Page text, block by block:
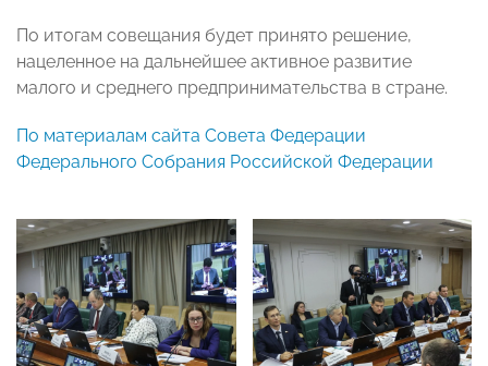
По итогам совещания будет принято решение,
нацеленное на дальнейшее активное развитие
малого и среднего предпринимательства в стране.
По материалам сайта Совета Федерации
Федерального Собрания Российской Федерации